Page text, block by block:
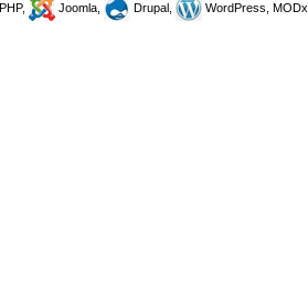
Joomla, Drupal, WordPress, MODx.